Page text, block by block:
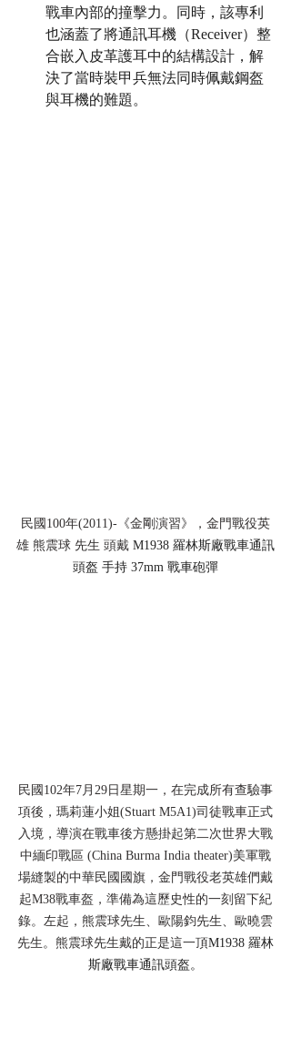
戰車內部的撞擊力。同時，該專利
也涵蓋了將通訊耳機（Receiver）整
合嵌入皮革護耳中的結構設計，解
決了當時裝甲兵無法同時佩戴鋼盔
與耳機的難題。
民國100年(2011)-《金剛演習》，金門戰役英
雄 熊震球 先生 頭戴 M1938 羅林斯廠戰車通訊
頭盔 手持 37mm 戰車砲彈
民國102年7月29日星期一，在完成所有查驗事
項後，瑪莉蓮小姐(Stuart M5A1)司徒戰車正式
入境，導演在戰車後方懸掛起第二次世界大戰
中緬印戰區 (China Burma India theater)美軍戰
場縫製的中華民國國旗，金門戰役老英雄們戴
起M38戰車盔，準備為這歷史性的一刻留下紀
錄。左起，熊震球先生、歐陽鈞先生、歐曉雲
先生。熊震球先生戴的正是這一頂M1938 羅林
斯廠戰車通訊頭盔。